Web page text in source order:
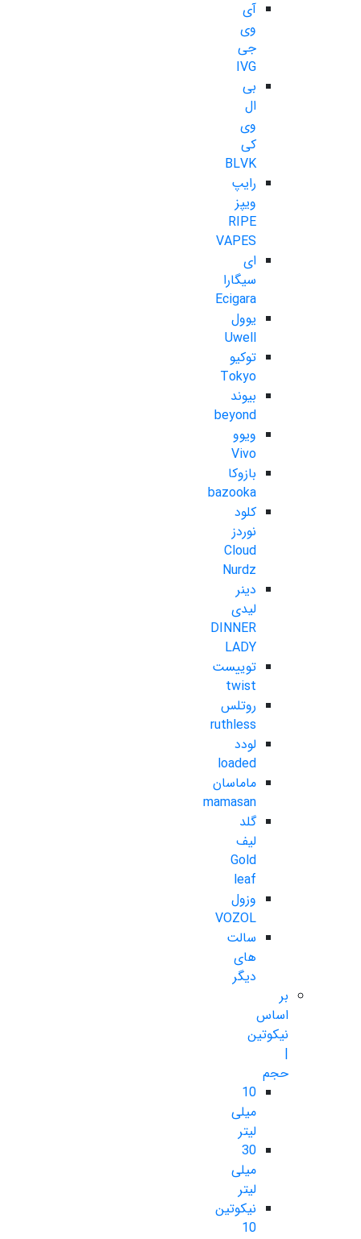
آی
وی
جی
IVG
بی
ال
وی
کی
BLVK
رایپ
ویپز
RIPE
VAPES
ای
سیگارا
Ecigara
یوول
Uwell
توکیو
Tokyo
بیوند
beyond
ویوو
Vivo
بازوکا
bazooka
کلود
نوردز
Cloud
Nurdz
دینر
لیدی
DINNER
LADY
توییست
twist
روتلس
ruthless
لودد
loaded
ماماسان
mamasan
گلد
لیف
Gold
leaf
وزول
VOZOL
سالت
های
دیگر
بر
اساس
نیکوتین
|
حجم
10
میلی
لیتر
30
میلی
لیتر
نیکوتین
10